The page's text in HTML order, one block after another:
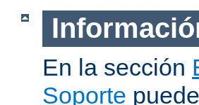
En la sección
Soporte